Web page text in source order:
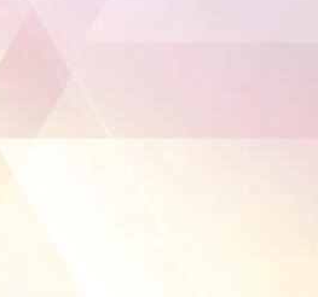
&
ΑΘΗΝΩΝ
11:30 – 19:00 / ΚΥΡ 11:30 – 20:00